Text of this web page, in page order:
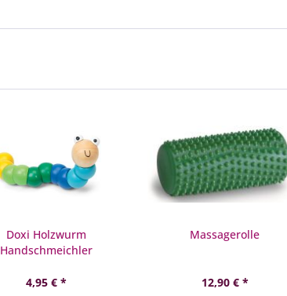
Doxi Holzwurm
Handschmeichler
4,95 € *
Massagerolle
12,90 € *